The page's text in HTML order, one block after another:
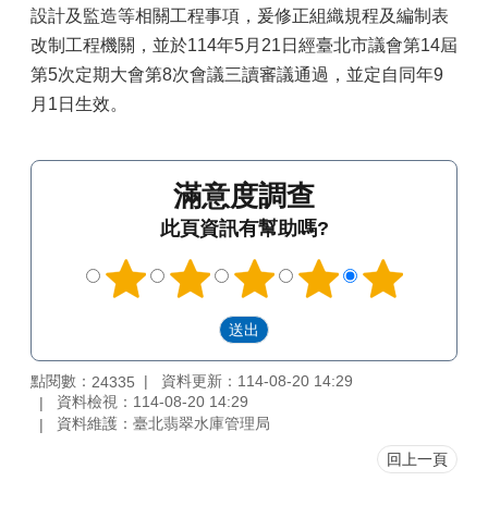
設計及監造等相關工程事項，爰修正組織規程及編制表
改制工程機關，並於114年5月21日經臺北市議會第14屆
第5次定期大會第8次會議三讀審議通過，並定自同年9
月1日生效。
滿意度調查
此頁資訊有幫助嗎?
點閱數： 24335
資料更新：114-08-20 14:29
資料檢視：114-08-20 14:29
資料維護：臺北翡翠水庫管理局
回上一頁